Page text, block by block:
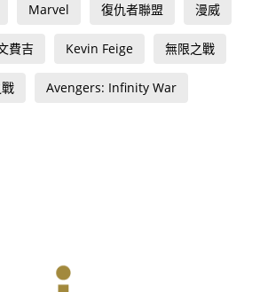
Marvel 復仇者聯盟 漫威
費吉 Kevin Feige 無限之戰
Avengers: Infinity War